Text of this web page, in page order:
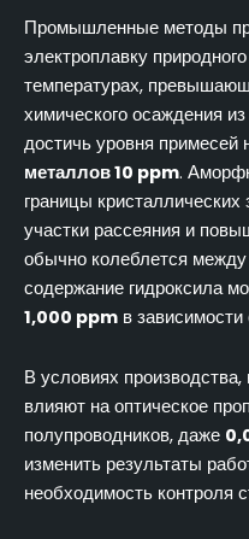
Промышленные методы
электроплавку
температурах,
химического осаждения
достичь уровня примесей
металлов 10 ppm.
границы
участки рассеяния и
обычно колеблется между
содержание гидроксила
1,000 ppm в
В условиях производства,
влияют на оптическое
полупроводников, даже
изменить результаты
необходимость контроля